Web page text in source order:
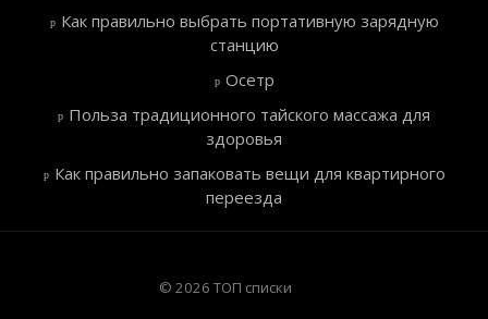
Как правильно выбрать портативную зарядную
станцию
Осетр
Польза традиционного тайского массажа для
здоровья
Как правильно запаковать вещи для квартирного
переезда
© 2026 ТОП списки